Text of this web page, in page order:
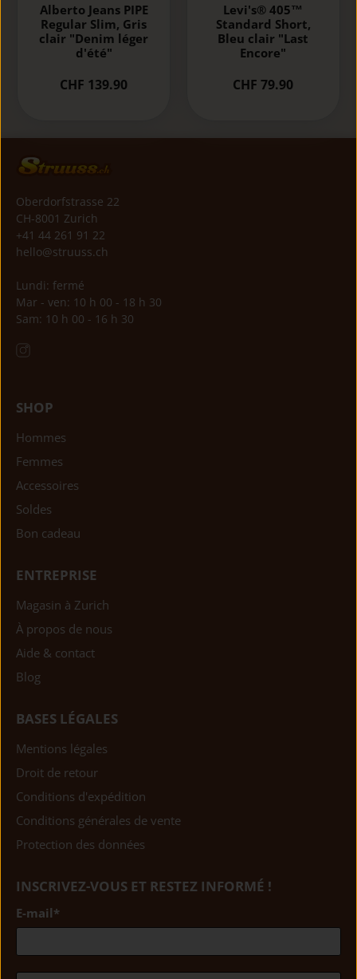
Alberto Jeans PIPE
Regular Slim, Gris
clair "Denim léger
d'été"
CHF 139.90
Levi's® 405™
Standard Short,
Bleu clair "Last
Encore"
CHF 79.90
Oberdorfstrasse 22
CH-8001 Zurich
+41 44 261 91 22
hello@struuss.ch
Lundi: fermé
Mar - ven: 10 h 00 - 18 h 30
Sam: 10 h 00 - 16 h 30
SHOP
Hommes
Femmes
Accessoires
Soldes
Bon cadeau
ENTREPRISE
Magasin à Zurich
À propos de nous
Aide & contact
Blog
BASES LÉGALES
Mentions légales
Droit de retour
Conditions d'expédition
Conditions générales de vente
Protection des données
INSCRIVEZ-VOUS ET RESTEZ INFORMÉ !
E-mail*